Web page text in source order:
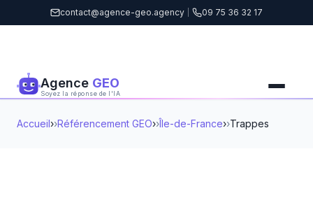
contact@agence-geo.agency 09 75 36 32 17
Agence GEO
Soyez la réponse de l'IA
Accueil› Référencement GEO› Île-de-France› Trappes